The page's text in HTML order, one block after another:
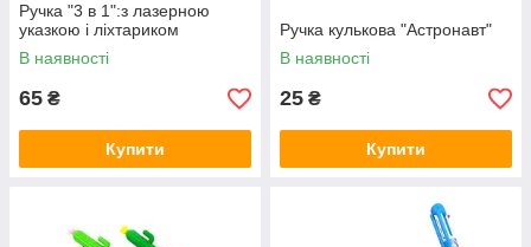
Ручка "3 в 1":з лазерною
указкою і ліхтариком
В наявності
65 ₴
Купити
Ручка кулькова "Астронавт"
В наявності
25 ₴
Купити